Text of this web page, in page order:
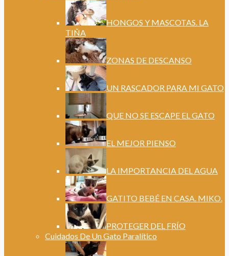
HONGOS Y MASCOTAS. LA
TIÑA
ZONAS DE DESCANSO
UN RASCADOR PARA MI GATO
QUE NO SE ESCAPE EL GATO
EL MEJOR PIENSO
LA IMPORTANCIA DEL AGUA
GATITO BEBÉ EN CASA. MIKO.
PROTEGER DEL FRÍO
Cuidados De Un Gato Paralítico